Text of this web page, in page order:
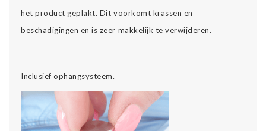
het product geplakt. Dit voorkomt krassen en
beschadigingen en is zeer makkelijk te verwijderen.
Inclusief ophangsysteem.